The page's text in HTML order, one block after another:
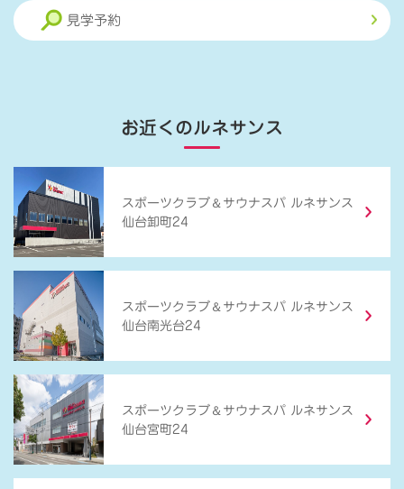
見学予約
お近くのルネサンス
スポーツクラブ ＆ サウナスパ ルネサンス
仙台卸町24
スポーツクラブ ＆ サウナスパ ルネサンス
仙台南光台24
スポーツクラブ ＆ サウナスパ ルネサンス
仙台宮町24